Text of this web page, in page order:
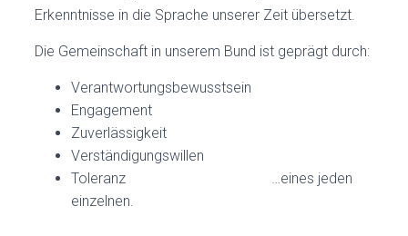
Erkenntnisse in die Sprache unserer Zeit übersetzt.
Die Gemeinschaft in unserem Bund ist geprägt durch:
Verantwortungsbewusstsein
Engagement
Zuverlässigkeit
Verständigungswillen
Toleranz …eines jeden
einzelnen.